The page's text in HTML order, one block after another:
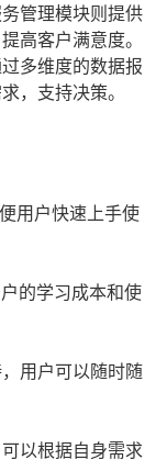
管理模块则提供
高客户满意度。
多维度的数据报
，支持决策。
用户快速上手使
的学习成本和使
用户可以随时随
以根据自身需求